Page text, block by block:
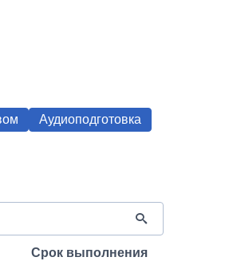
Аудиоподготовка
Срок выполнения